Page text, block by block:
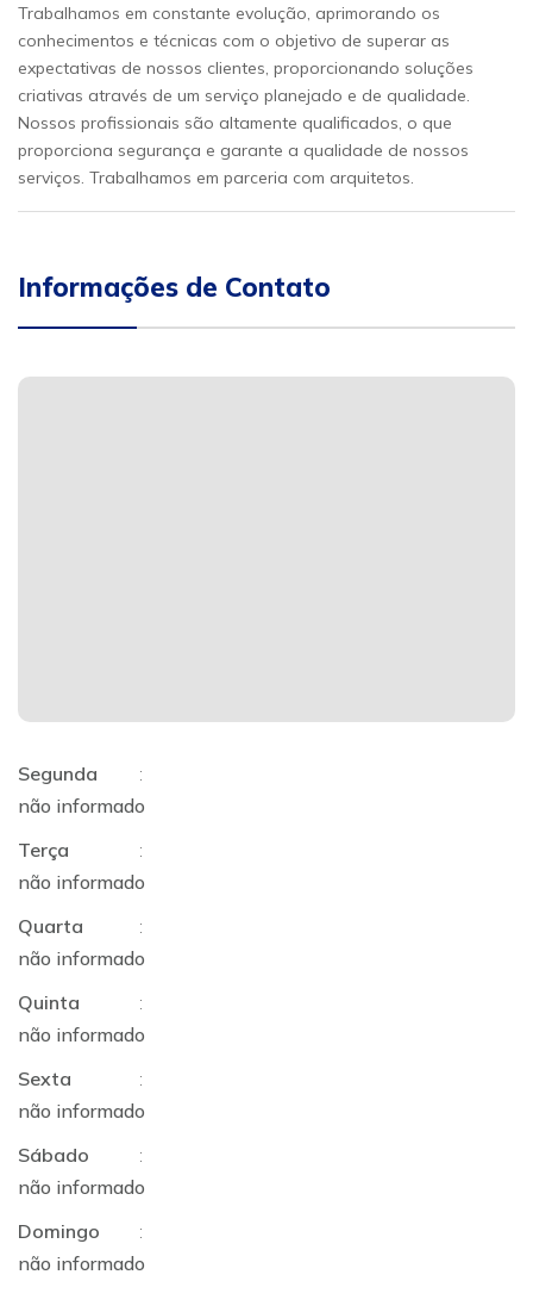
Trabalhamos em constante evolução, aprimorando os
conhecimentos e técnicas com o objetivo de superar as
expectativas de nossos clientes, proporcionando soluções
criativas através de um serviço planejado e de qualidade.
Nossos profissionais são altamente qualificados, o que
proporciona segurança e garante a qualidade de nossos
serviços. Trabalhamos em parceria com arquitetos.
Informações de Contato
Segunda
:
não informado
Terça
:
não informado
Quarta
:
não informado
Quinta
:
não informado
Sexta
:
não informado
Sábado
:
não informado
Domingo
:
não informado